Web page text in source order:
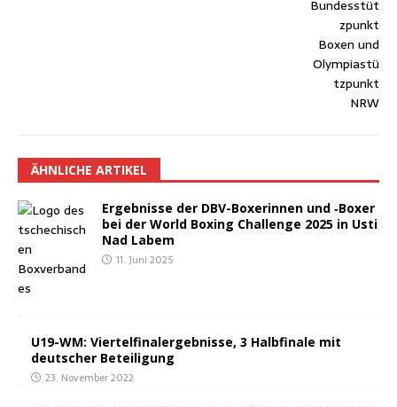
ÄHNLICHE ARTIKEL
Ergeb­nis­se der DBV-Boxe­rin­nen und ‑Boxer
bei der World Boxing Chall­enge 2025 in Usti
Nad Labem
11. Juni 2025
U19-WM: Vier­tel­fi­nal­ergeb­nis­se, 3 Halb­fi­na­le mit
deut­scher Beteiligung
23. November 2022